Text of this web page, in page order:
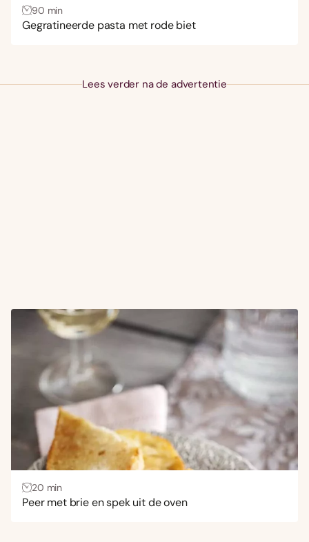
90 min
Gegratineerde pasta met rode biet
Lees verder na de advertentie
20 min
Peer met brie en spek uit de oven